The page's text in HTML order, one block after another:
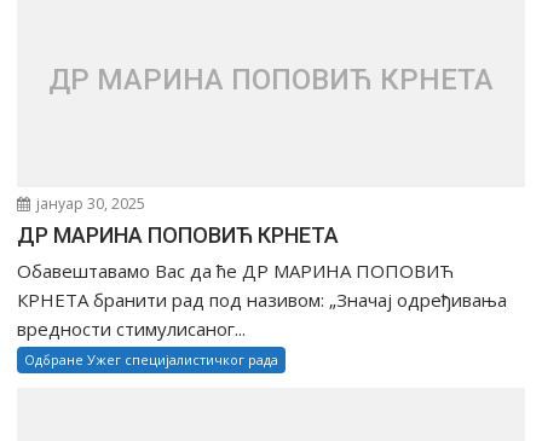
ДР МАРИНА ПОПОВИЋ КРНЕТА
јануар 30, 2025
ДР МАРИНА ПОПОВИЋ КРНЕТА
Обавештавамо Вас да ће ДР МАРИНА ПОПОВИЋ
КРНЕТА бранити рад под називом: „Значај одређивања
вредности стимулисаног...
Одбране Ужег специјалистичког рада